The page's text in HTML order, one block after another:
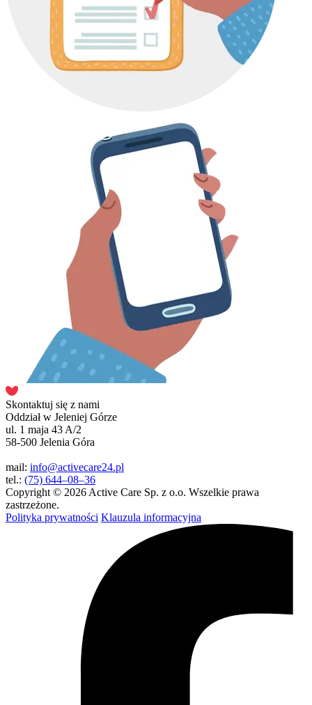
Skontaktuj się z nami
Oddział w Jeleniej Górze
ul. 1 maja 43 A/2
58-500 Jelenia Góra
mail: info@activecare24.pl
tel.: (75) 644–08–36
Copyright © 2026 Active Care Sp. z o.o. Wszelkie prawa
zastrzeżone.
Polityka prywatności Klauzula informacyjna